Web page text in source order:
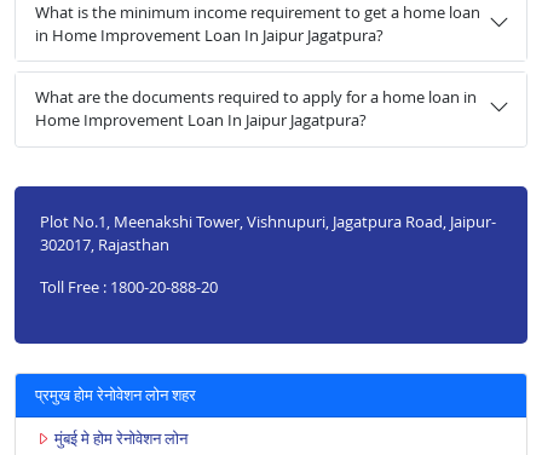
What is the minimum income requirement to get a home loan
in Home Improvement Loan In Jaipur Jagatpura?
What are the documents required to apply for a home loan in
Home Improvement Loan In Jaipur Jagatpura?
Plot No.1, Meenakshi Tower, Vishnupuri, Jagatpura Road, Jaipur-
302017, Rajasthan
Toll Free : 1800-20-888-20
प्रमुख होम रेनोवेशन लोन शहर
मुंबई मे होम रेनोवेशन लोन